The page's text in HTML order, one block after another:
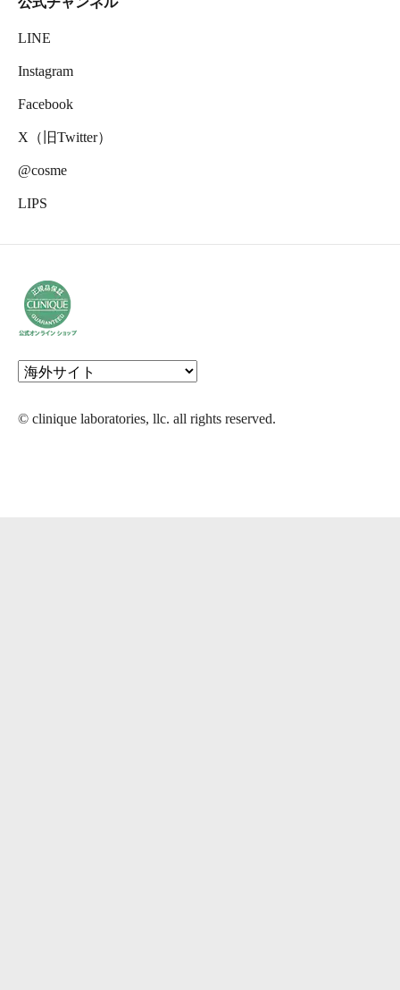
LINE
Instagram
Facebook
X（旧Twitter）
@cosme
LIPS
© clinique laboratories, llc. all rights reserved.